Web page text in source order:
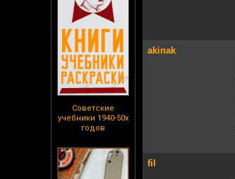
Советские
учебники 1940-50х
годов
akinak
fil